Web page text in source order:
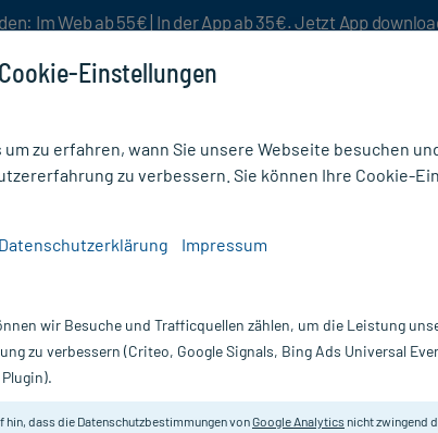
Im Web ab 55€ | In der App ab 35€. Jetzt App
für kurze Zeit:Gratis-Versand* ab 19€
Einstellungen
zu erfahren, wann Sie unsere Webseite besuchen
zu verbessern. Sie können Ihre Cookie-
Datenschutzerklärung Impressum
wir Besuche und Trafficquellen zählen, um die Leistung
zu verbessern (Criteo, Google Signals, Bing Ads Universal
hin, dass die Datenschutzbestimmungen vonGoogle Analytics nicht zwingend